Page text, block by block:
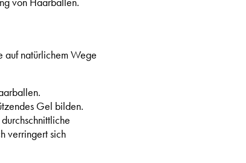
auf natürlichem Wege
Gel bilden.
verringert sich